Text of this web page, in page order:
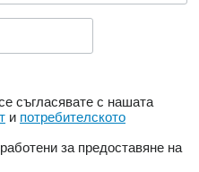
съгласявате с нашата
и потребителското
за предоставяне на